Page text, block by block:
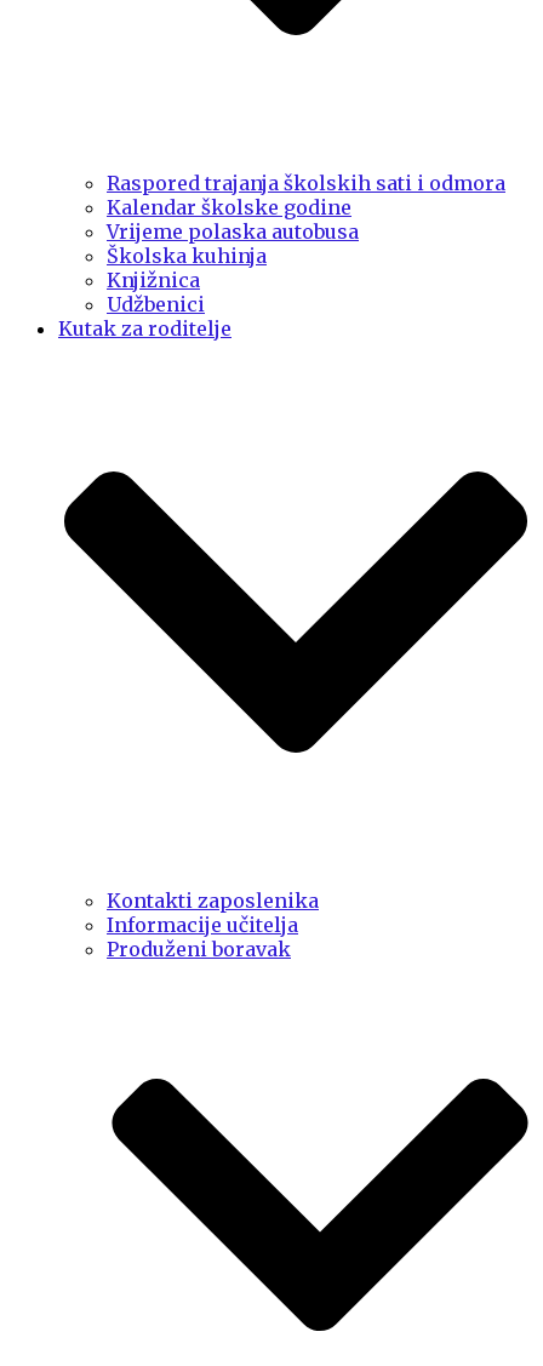
Raspored trajanja školskih sati i odmora
Kalendar školske godine
Vrijeme polaska autobusa
Školska kuhinja
Knjižnica
Udžbenici
Kutak za roditelje
Kontakti zaposlenika
Informacije učitelja
Produženi boravak